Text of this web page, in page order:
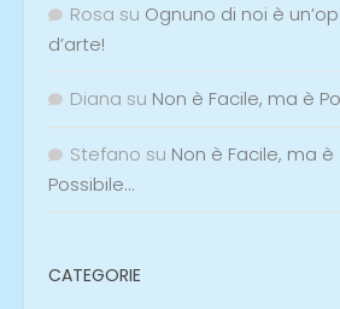
Rosa su Ognuno di noi è
d’arte!
Diana su Non è Facile, ma è
Stefano su Non è Facile, ma è
Possibile…
CATEGORIE